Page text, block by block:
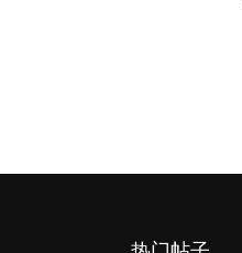
阶段性成果，可以极大地增强
的最终成功作出贡献。 成功
要清晰、一致的信息传递，双